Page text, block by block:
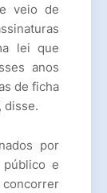
veio de
lei que
anos
de ficha
disse.
por
e